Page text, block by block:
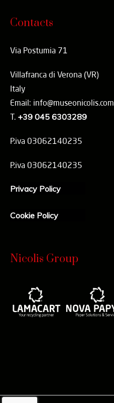
Contacts
Via Postumia 71
Villafranca di Verona (VR)
Italy
Email: info@museonicolis.com
T. +39 045 6303289
P.iva 03062140235
P.iva 03062140235
Privacy Policy
Cookie Policy
Nicolis Group